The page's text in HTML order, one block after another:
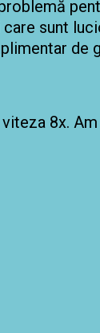
sunt
de
8x.